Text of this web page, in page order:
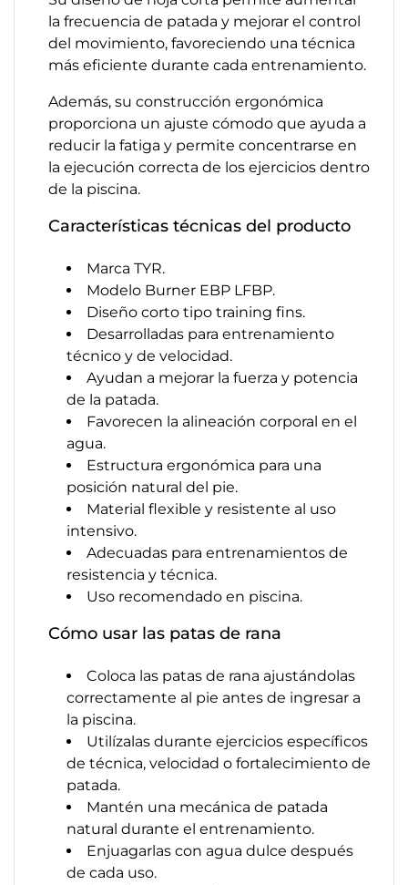
la frecuencia de patada y mejorar el control
del movimiento, favoreciendo una técnica
más eficiente durante cada entrenamiento.
Además, su construcción ergonómica
proporciona un ajuste cómodo que ayuda a
reducir la fatiga y permite concentrarse en
la ejecución correcta de los ejercicios dentro
de la piscina.
Características técnicas del producto
Marca TYR.
Modelo Burner EBP LFBP.
Diseño corto tipo training fins.
Desarrolladas para entrenamiento
técnico y de velocidad.
Ayudan a mejorar la fuerza y potencia
de la patada.
Favorecen la alineación corporal en el
agua.
Estructura ergonómica para una
posición natural del pie.
Material flexible y resistente al uso
intensivo.
Adecuadas para entrenamientos de
resistencia y técnica.
Uso recomendado en piscina.
Cómo usar las patas de rana
Coloca las patas de rana ajustándolas
correctamente al pie antes de ingresar a
la piscina.
Utilízalas durante ejercicios específicos
de técnica, velocidad o fortalecimiento de
patada.
Mantén una mecánica de patada
natural durante el entrenamiento.
Enjuagarlas con agua dulce después
de cada uso.